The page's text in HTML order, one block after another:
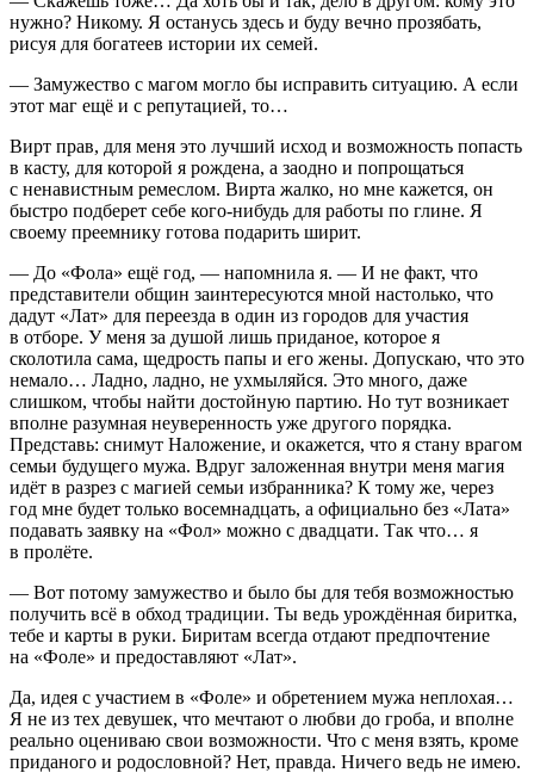
нужно? Никому. Я останусь здесь и буду вечно прозябать,
рисуя для богатеев истории их семей.
— Замужество с магом могло бы исправить ситуацию. А если
этот маг ещё и с репутацией, то…
Вирт прав, для меня это лучший исход и возможность попасть
в касту, для которой я рождена, а заодно и попрощаться
с ненавистным ремеслом. Вирта жалко, но мне кажется, он
быстро подберет себе кого-нибудь для работы по глине. Я
своему преемнику готова подарить ширит.
— До «Фола» ещё год, — напомнила я. — И не факт, что
представители общин заинтересуются мной настолько, что
дадут «Лат» для переезда в один из городов для участия
в отборе. У меня за душой лишь приданое, которое я
сколотила сама, щедрость папы и его жены. Допускаю, что это
немало… Ладно, ладно, не ухмыляйся. Это много, даже
слишком, чтобы найти достойную партию. Но тут возникает
вполне разумная неуверенность уже другого порядка.
Представь: снимут Наложение, и окажется, что я стану врагом
семьи будущего мужа. Вдруг заложенная внутри меня магия
идёт в разрез с магией семьи избранника? К тому же, через
год мне будет только восемнадцать, а официально без «Лата»
подавать заявку на «Фол» можно с двадцати. Так что… я
в пролёте.
— Вот потому замужество и было бы для тебя возможностью
получить всё в обход традиции. Ты ведь урождённая биритка,
тебе и карты в руки. Биритам всегда отдают предпочтение
на «Фоле» и предоставляют «Лат».
Да, идея с участием в «Фоле» и обретением мужа неплохая…
Я не из тех девушек, что мечтают о любви до гроба, и вполне
реально оцениваю свои возможности. Что с меня взять, кроме
приданого и родословной? Нет, правда. Ничего ведь не имею.